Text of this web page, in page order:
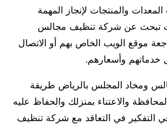
والمنتجات لإنجاز المهمة
تبحث عن شركة تنظيف مجالس
موقع الويب الخاص بهم أو الاتصال
خدماتهم وأسعارهم.
ومخاد المجلس بالرياض طريقة
والاعتناء بمنزلك والحفاظ عليه
التفكير في التعاقد مع شركة تنظيف